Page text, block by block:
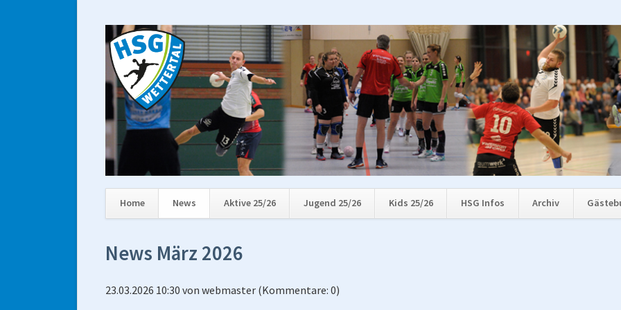
Home News Aktive 25/26 Jugend 25/26 Kids 25/26 HSG Infos Archiv
News März 2026
23.03.2026 10:30 von webmaster (Kommentare: 0)